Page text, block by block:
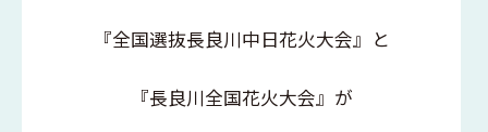
『全国選抜長良川中日花火大会』と
『長良川全国花火大会』が